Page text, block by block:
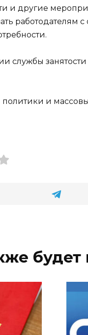
и другие
работодателям
службы
и
будет